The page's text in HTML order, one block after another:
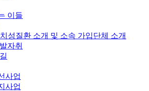
이들
성질환 소개 및 소속 가입단체 소개
자취
사업
사업